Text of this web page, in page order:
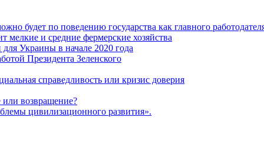
будет по поведению государства как главного
мелкие и средние фермерские хозяйства
Украины в начале 2020 года
Президента Зеленского
справедливость или кризис доверия
возвращение?
цивилизационного развития».